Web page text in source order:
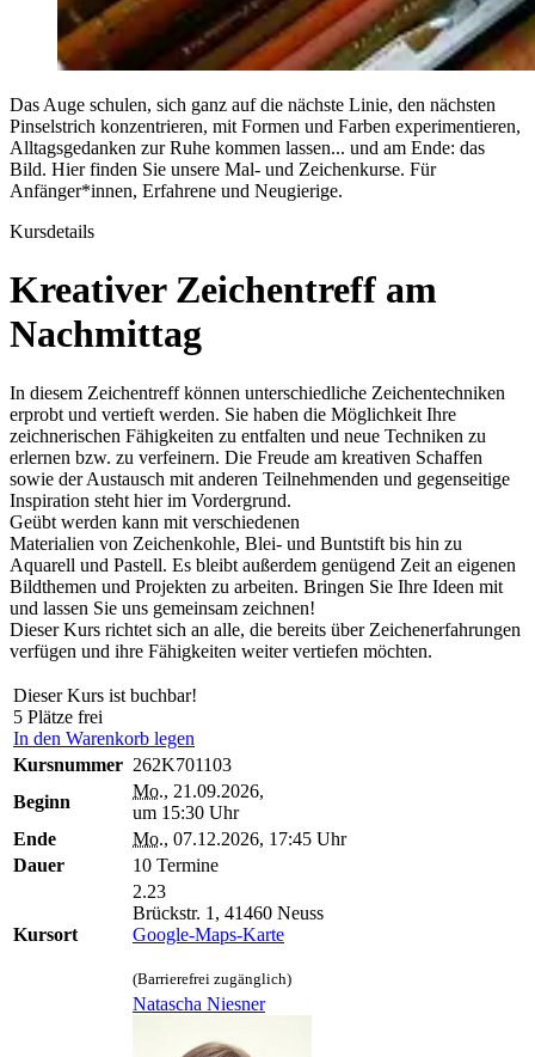
Das Auge schulen, sich ganz auf die nächste Linie, den nächsten
Pinselstrich konzentrieren, mit Formen und Farben experimentieren,
Alltagsgedanken zur Ruhe kommen lassen... und am Ende: das
Bild. Hier finden Sie unsere Mal- und Zeichenkurse. Für
Anfänger*innen, Erfahrene und Neugierige.
Kursdetails
Kreativer Zeichentreff am
Nachmittag
In diesem Zeichentreff können unterschiedliche Zeichentechniken
erprobt und vertieft werden. Sie haben die Möglichkeit Ihre
zeichnerischen Fähigkeiten zu entfalten und neue Techniken zu
erlernen bzw. zu verfeinern. Die Freude am kreativen Schaffen
sowie der Austausch mit anderen Teilnehmenden und gegenseitige
Inspiration steht hier im Vordergrund.
Geübt werden kann mit verschiedenen
Materialien von Zeichenkohle, Blei- und Buntstift bis hin zu
Aquarell und Pastell. Es bleibt außerdem genügend Zeit an eigenen
Bildthemen und Projekten zu arbeiten. Bringen Sie Ihre Ideen mit
und lassen Sie uns gemeinsam zeichnen!
Dieser Kurs richtet sich an alle, die bereits über Zeichenerfahrungen
verfügen und ihre Fähigkeiten weiter vertiefen möchten.
Dieser Kurs ist buchbar!
5 Plätze frei
In den Warenkorb legen
Kursnummer 262K701103
Beginn
Mo., 21.09.2026,
um 15:30 Uhr
Ende
Mo., 07.12.2026, 17:45 Uhr
Dauer
10 Termine
Kursort
2.23
Brückstr. 1, 41460 Neuss
Google-Maps-Karte
(Barrierefrei zugänglich)
Natascha Niesner